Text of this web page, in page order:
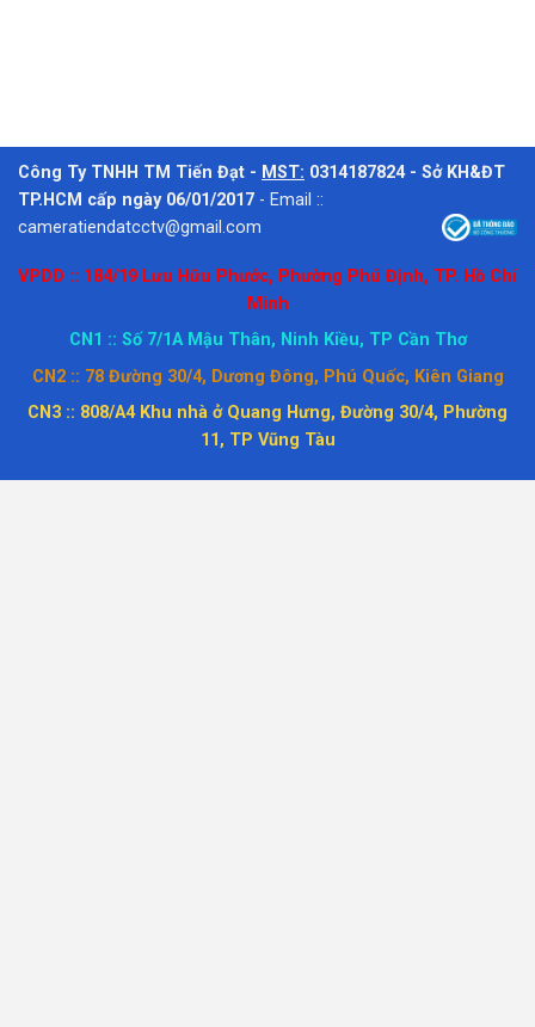
Công Ty TNHH TM Tiến Đạt - MST: 0314187824 - Sở KH&ĐT
TP.HCM cấp ngày 06/01/2017 - Email ::
cameratiendatcctv@gmail.com
VPDD :: 184/19 Lưu Hữu Phước, Phường Phú Định, TP. Hồ Chí
Minh
CN1 :: Số 7/1A Mậu Thân, Ninh Kiều, TP Cần Thơ
CN2 :: 78 Đường 30/4, Dương Đông, Phú Quốc, Kiên Giang
CN3 :: 808/A4 Khu nhà ở Quang Hưng, Đường 30/4, Phường
11, TP Vũng Tàu